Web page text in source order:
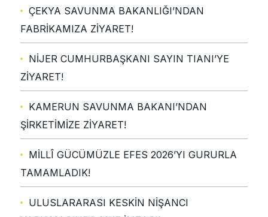
ÇEKYA SAVUNMA BAKANLIĞI’NDAN
FABRİKAMIZA ZİYARET!
NİJER CUMHURBAŞKANI SAYIN TIANI’YE
ZİYARET!
KAMERUN SAVUNMA BAKANI’NDAN
ŞİRKETİMİZE ZİYARET!
MİLLÎ GÜCÜMÜZLE EFES 2026’YI GURURLA
TAMAMLADIK!
ULUSLARARASI KESKİN NİŞANCI